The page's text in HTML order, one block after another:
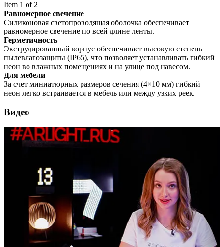
Item 1 of 2
Равномерное свечение
Силиконовая светопроводящая оболочка обеспечивает
равномерное свечение по всей длине ленты.
Герметичность
Экструдированный корпус обеспечивает высокую степень
пылевлагозащиты (IP65), что позволяет устанавливать гибкий
неон во влажных помещениях и на улице под навесом.
Для мебели
За счет миниатюрных размеров сечения (4×10 мм) гибкий
неон легко встраивается в мебель или между узких реек.
Видео